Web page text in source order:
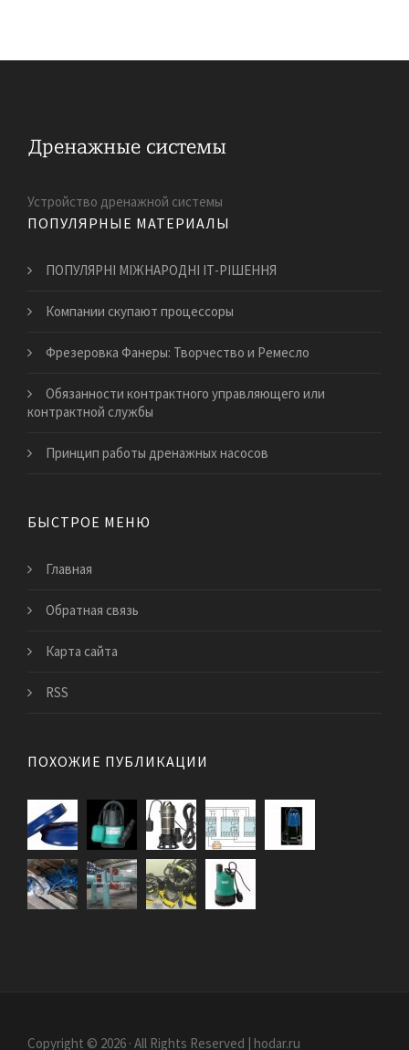
Устройство дренажной системы
ПОПУЛЯРНЫЕ МАТЕРИАЛЫ
ПОПУЛЯРНІ МІЖНАРОДНІ ІТ-РІШЕННЯ
Компании скупают процессоры
Фрезеровка Фанеры: Творчество и Ремесло
Обязанности контрактного управляющего или
контрактной службы
Принцип работы дренажных насосов
БЫСТРОЕ МЕНЮ
Главная
Обратная связь
Карта сайта
RSS
ПОХОЖИЕ ПУБЛИКАЦИИ
Copyright © 2026 · All Rights Reserved | hodar.ru